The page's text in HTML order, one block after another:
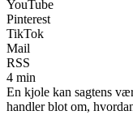
YouTube
Pinterest
TikTok
Mail
RSS
4 min
En kjole kan sagtens
handler blot om,